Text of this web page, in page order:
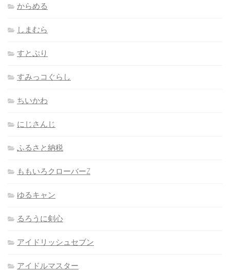
からめる
しまむら
すとぷり
すみっコぐらし
ちいかわ
にじさんじ
ふるさと納税
ももいろクローバーZ
ゆるキャン
るろうに剣心
アイドリッシュセブン
アイドルマスター